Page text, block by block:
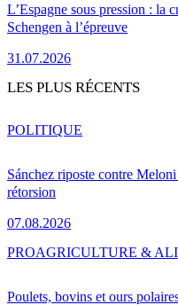
L’Espagne sous pression : la
Schengen à l’épreuve
31.07.2026
LES PLUS RÉCENTS
Sánchez riposte contre
rétorsion
07.08.2026
POLITIQUE
Poulets, bovins et ours
PROAGRICULTURE &